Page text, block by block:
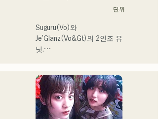
단위
Suguru(Vo)와
Je’Glanz(Vo&Gt)의 2인조 유
닛.
정력적으로 활동 중.
SNS 동영상 총 재생수 350
만회 재생 넘어, SNS총 팔로
워 11.9만명 돌파!